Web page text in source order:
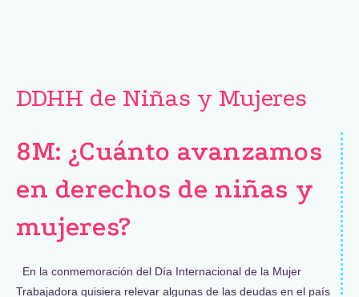
DDHH de Niñas y Mujeres
8M: ¿Cuánto avanzamos
en derechos de niñas y
mujeres?
En la conmemoración del Día Internacional de la Mujer
Trabajadora quisiera relevar algunas de las deudas en el país